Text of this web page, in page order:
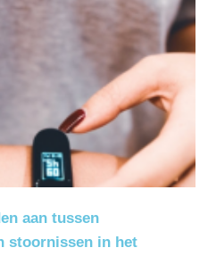
aan tussen
stoornissen in het